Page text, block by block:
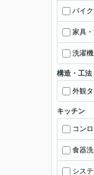
バイ
家具
洗濯
構造・工法
外観
キッチン
コン
食器
シス